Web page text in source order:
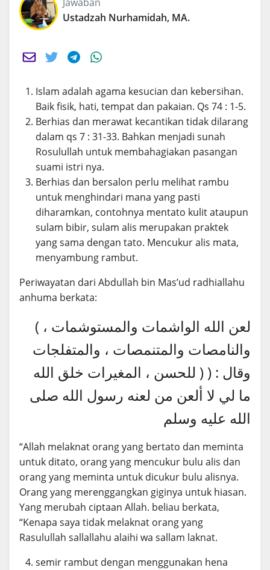
Ustadzah Nurhamidah, MA.
Islam adalah agama kesucian dan kebersihan.
Baik fisik, hati, tempat dan pakaian. Qs 74 : 1-5.
Berhias dan merawat kecantikan tidak dilarang
dalam qs 7 : 31-33. Bahkan menjadi sunah
Rosulullah untuk membahagiakan pasangan
suami istri nya.
Berhias dan bersalon perlu melihat rambu
untuk menghindari mana yang pasti
diharamkan, contohnya mentato kulit ataupun
sulam bibir, sulam alis merupakan praktek
yang sama dengan tato. Mencukur alis mata,
menyambung rambut.
Periwayatan dari Abdullah bin Mas’ud radhiallahu
anhuma berkata:
( لعن الله الواشمات والمستوشمات ،
والنامصات والمتنمصات ، والمتفلجات
للحسن ، المغيرات خلق الله ) وقال : (
ما لي لا ألعن من لعنه رسول الله صلى
الله عليه وسلم
“Allah melaknat orang yang bertato dan meminta
untuk ditato, orang yang mencukur bulu alis dan
orang yang meminta untuk dicukur bulu alisnya.
Orang yang merenggangkan giginya untuk hiasan.
Yang merubah ciptaan Allah. beliau berkata,
“Kenapa saya tidak melaknat orang yang
Rasulullah sallallahu alaihi wa sallam laknat.
semir rambut dengan menggunakan hena